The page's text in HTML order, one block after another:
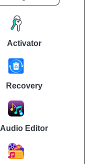
Activator
Recovery
Audio Editor